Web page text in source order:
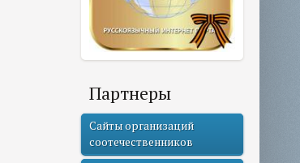
Партнеры
Сайты организаций
соотечественников